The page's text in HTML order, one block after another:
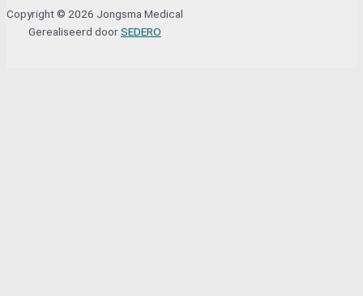
Copyright © 2026 Jongsma Medical
Gerealiseerd doorSEDERO